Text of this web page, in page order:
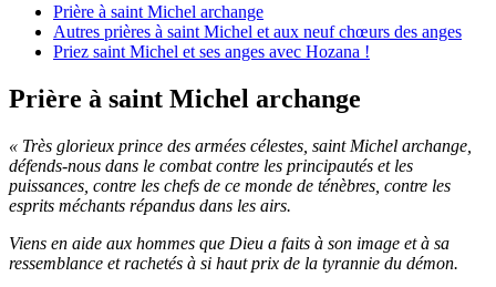
Prière à saint Michel archange
Autres prières à saint Michel et aux neuf chœurs des anges
Priez saint Michel et ses anges avec Hozana !
Prière à saint Michel archange
« Très glorieux prince des armées célestes, saint Michel archange,
défends-nous dans le combat contre les principautés et les
puissances, contre les chefs de ce monde de ténèbres, contre les
esprits méchants répandus dans les airs.
Viens en aide aux hommes que Dieu a faits à son image et à sa
ressemblance et rachetés à si haut prix de la tyrannie du démon.